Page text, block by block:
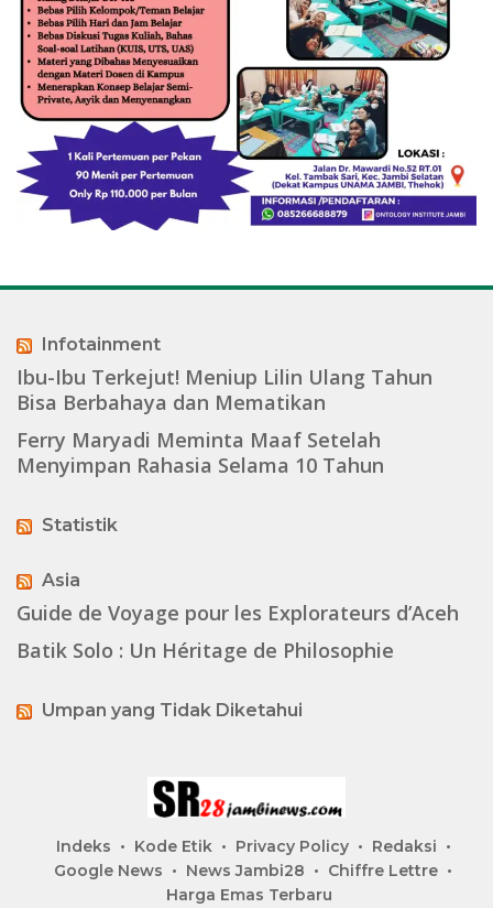
Infotainment
Ibu-Ibu Terkejut! Meniup Lilin Ulang Tahun
Bisa Berbahaya dan Mematikan
Ferry Maryadi Meminta Maaf Setelah
Menyimpan Rahasia Selama 10 Tahun
Statistik
Asia
Guide de Voyage pour les Explorateurs d’Aceh
Batik Solo : Un Héritage de Philosophie
Umpan yang Tidak Diketahui
Indeks Kode Etik Privacy Policy
Redaksi
Google News
News Jambi28
Chiffre Lettre
Harga Emas Terbaru